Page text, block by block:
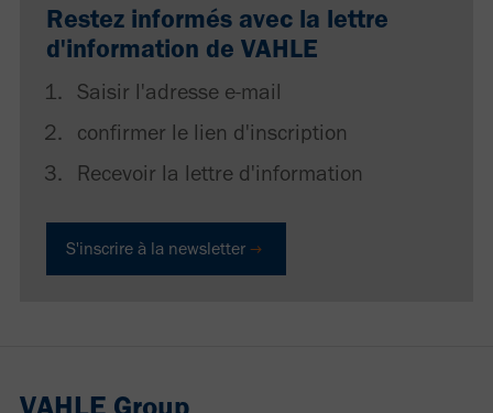
Restez informés avec la lettre
d'information de VAHLE
Saisir l'adresse e-mail
confirmer le lien d'inscription
Recevoir la lettre d'information
S'inscrire à la newsletter
VAHLE Group